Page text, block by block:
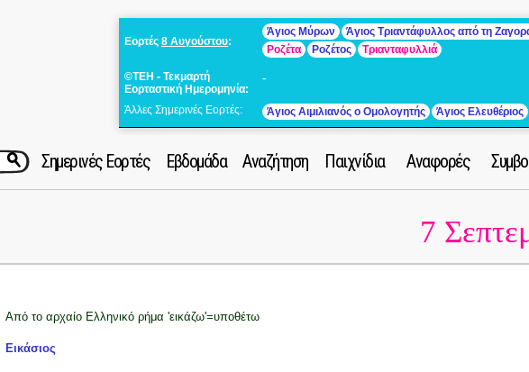
Εορτές 8 Αυγούστου:
Άγιος Μύρων Άγιος Τριαντάφυλλος από τη
Ροζέτα
Ροζέτος Τριανταφυλλιά
©ΤΕΗ - Τεκμαρτή
Εορταστική Ημερομηνία:
-
Άλλες Σημερινές Εορτές: Άγιος Αιμιλιανός ο Ομολογητής Άγιος Ελευθέριος
Σημερινές Εορτές Εβδομάδα Αναζήτηση Παιχνίδια Αναφορές
7
Από το αρχαίο Ελληνικό ρήμα 'εικάζω'=υποθέτω
Εικάσιος